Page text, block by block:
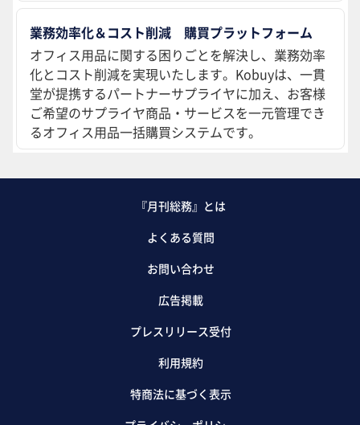
業務効率化＆コスト削減 購買プラットフォーム
オフィス用品に関する困りごとを解決し、業務効率
化とコスト削減を実現いたします。Kobuyは、一貫
堂が提携するパートナーサプライヤに加え、お客様
ご希望のサプライヤ商品・サービスを一元管理でき
るオフィス用品一括購買システムです。
『月刊総務』とは
よくある質問
お問い合わせ
広告掲載
プレスリリース受付
利用規約
特商法に基づく表示